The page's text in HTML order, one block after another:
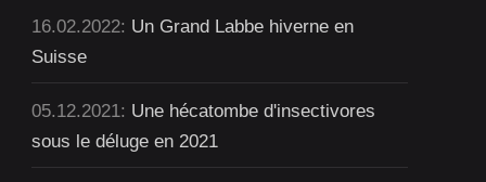
16.02.2022: Un Grand Labbe hiverne en
Suisse
05.12.2021: Une hécatombe d'insectivores
sous le déluge en 2021